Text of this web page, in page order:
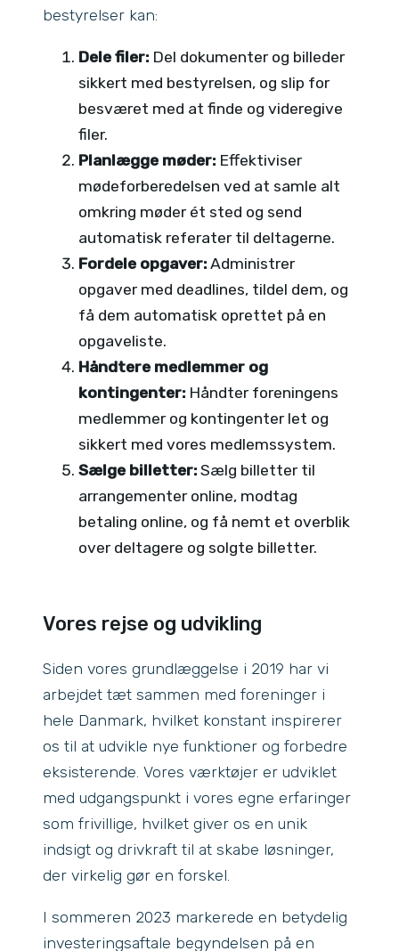
bestyrelser kan:
Dele filer: Del dokumenter og billeder
sikkert med bestyrelsen, og slip for
besværet med at finde og videregive
filer.
Planlægge møder: Effektiviser
mødeforberedelsen ved at samle alt
omkring møder ét sted og send
automatisk referater til deltagerne.
Fordele opgaver: Administrer
opgaver med deadlines, tildel dem, og
få dem automatisk oprettet på en
opgaveliste.
Håndtere medlemmer og
kontingenter: Håndter foreningens
medlemmer og kontingenter let og
sikkert med vores medlemssystem.
Sælge billetter: Sælg billetter til
arrangementer online, modtag
betaling online, og få nemt et overblik
over deltagere og solgte billetter.
Vores rejse og udvikling
Siden vores grundlæggelse i 2019 har vi
arbejdet tæt sammen med foreninger i
hele Danmark, hvilket konstant inspirerer
os til at udvikle nye funktioner og forbedre
eksisterende. Vores værktøjer er udviklet
med udgangspunkt i vores egne erfaringer
som frivillige, hvilket giver os en unik
indsigt og drivkraft til at skabe løsninger,
der virkelig gør en forskel.
I sommeren 2023 markerede en betydelig
investeringsaftale begyndelsen på en